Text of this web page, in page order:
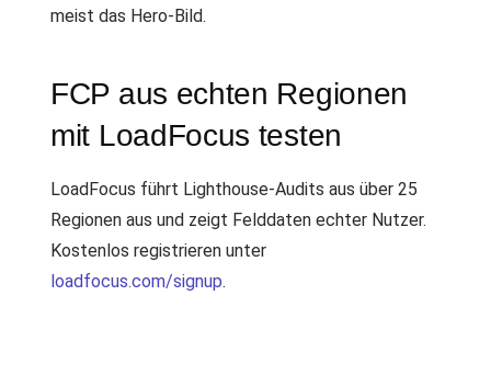
meist das Hero-Bild.
FCP aus echten Regionen
mit LoadFocus testen
LoadFocus führt Lighthouse-Audits aus über 25
Regionen aus und zeigt Felddaten echter Nutzer.
Kostenlos registrieren unter
loadfocus.com/signup.